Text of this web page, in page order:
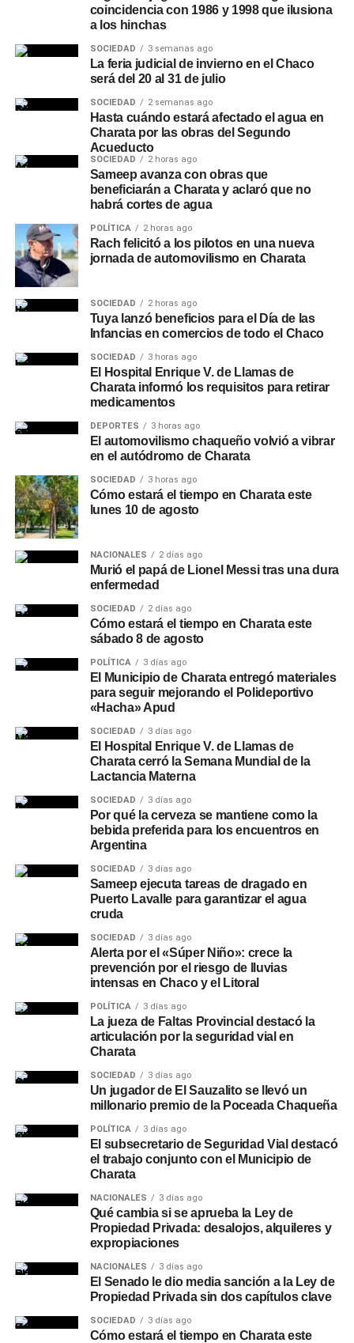
coincidencia con 1986 y 1998 que ilusiona
a los hinchas
SOCIEDAD 3 semanas ago
La feria judicial de invierno en el Chaco
será del 20 al 31 de julio
SOCIEDAD 2 semanas ago
Hasta cuándo estará afectado el agua en
Charata por las obras del Segundo
Acueducto
SOCIEDAD 2 horas ago
Sameep avanza con obras que
beneficiarán a Charata y aclaró que no
habrá cortes de agua
POLÍTICA 2 horas ago
Rach felicitó a los pilotos en una nueva
jornada de automovilismo en Charata
SOCIEDAD 2 horas ago
Tuya lanzó beneficios para el Día de las
Infancias en comercios de todo el Chaco
SOCIEDAD 3 horas ago
El Hospital Enrique V. de Llamas de
Charata informó los requisitos para retirar
medicamentos
DEPORTES 3 horas ago
El automovilismo chaqueño volvió a vibrar
en el autódromo de Charata
SOCIEDAD 3 horas ago
Cómo estará el tiempo en Charata este
lunes 10 de agosto
NACIONALES 2 días ago
Murió el papá de Lionel Messi tras una dura
enfermedad
SOCIEDAD 2 días ago
Cómo estará el tiempo en Charata este
sábado 8 de agosto
POLÍTICA 3 días ago
El Municipio de Charata entregó materiales
para seguir mejorando el Polideportivo
«Hacha» Apud
SOCIEDAD 3 días ago
El Hospital Enrique V. de Llamas de
Charata cerró la Semana Mundial de la
Lactancia Materna
SOCIEDAD 3 días ago
Por qué la cerveza se mantiene como la
bebida preferida para los encuentros en
Argentina
SOCIEDAD 3 días ago
Sameep ejecuta tareas de dragado en
Puerto Lavalle para garantizar el agua
cruda
SOCIEDAD 3 días ago
Alerta por el «Súper Niño»: crece la
prevención por el riesgo de lluvias
intensas en Chaco y el Litoral
POLÍTICA 3 días ago
La jueza de Faltas Provincial destacó la
articulación por la seguridad vial en
Charata
SOCIEDAD 3 días ago
Un jugador de El Sauzalito se llevó un
millonario premio de la Poceada Chaqueña
POLÍTICA 3 días ago
El subsecretario de Seguridad Vial destacó
el trabajo conjunto con el Municipio de
Charata
NACIONALES 3 días ago
Qué cambia si se aprueba la Ley de
Propiedad Privada: desalojos, alquileres y
expropiaciones
NACIONALES 3 días ago
El Senado le dio media sanción a la Ley de
Propiedad Privada sin dos capítulos clave
SOCIEDAD 3 días ago
Cómo estará el tiempo en Charata este